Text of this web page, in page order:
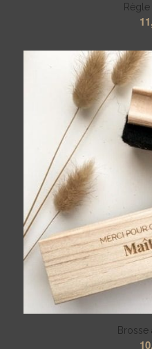
Brosse